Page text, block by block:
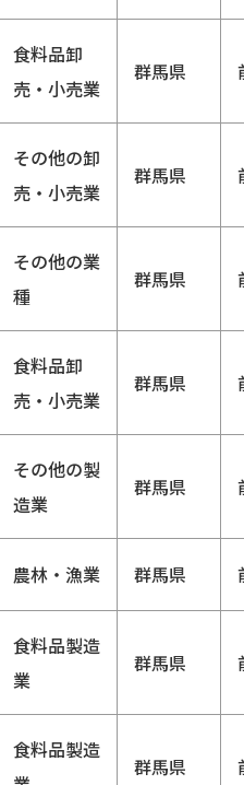
食料品卸
売・小売業
群馬県
その他の卸
売・小売業
群馬県
その他の業
種
群馬県
食料品卸
売・小売業
群馬県
その他の製
造業
群馬県
農林・漁業 群馬県
食料品製造
業
群馬県
食料品製造
群馬県